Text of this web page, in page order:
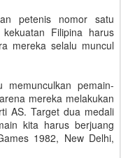
petenis nomor satu
Filipina harus
mereka selalu muncul
memunculkan pemain-
mereka melakukan
AS. Target dua medali
kita harus berjuang
1982, New Delhi,